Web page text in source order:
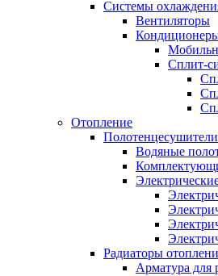
Системы
Вентиляторы
Сплит-
Отопление
Водяные
Радиаторы
Арматура для